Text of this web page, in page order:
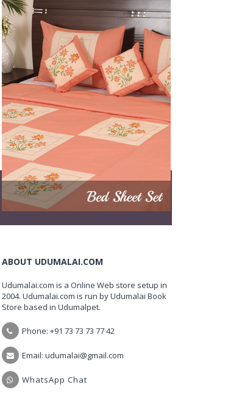
ABOUT UDUMALAI.COM
Udumalai.com is a Online Web store setup in
2004. Udumalai.com is run by Udumalai Book
Store based in Udumalpet.
Phone: +91 73 73 73 77 42
Email: udumalai@gmail.com
WhatsApp Chat